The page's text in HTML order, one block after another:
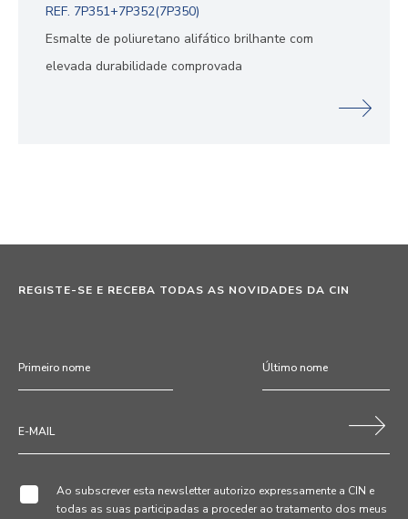
REF. 7P351+7P352(7P350)
Esmalte de poliuretano alifático brilhante com
elevada durabilidade comprovada
REGISTE-SE E RECEBA TODAS AS NOVIDADES DA CIN
Ao subscrever esta newsletter autorizo expressamente a CIN e
todas as suas participadas a proceder ao tratamento dos meus